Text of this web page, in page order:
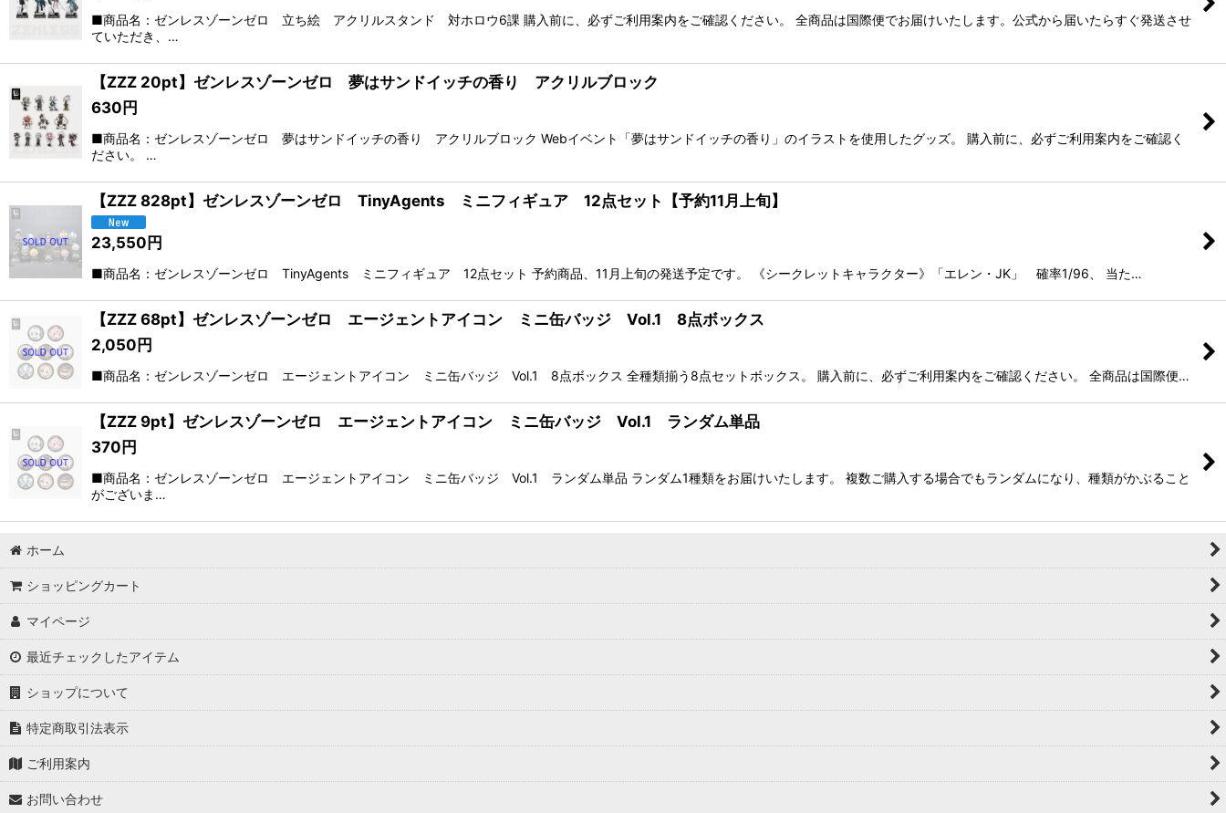
■商品名：ゼンレスゾーンゼロ 立ち絵 アクリルスタンド 対ホロウ6課 購入前に、必ずご利用案内をご確認ください。 全商品は国際便でお届けいたします。公式から届いたらすぐ発送させ
ていただき、…
【ZZZ 20pt】ゼンレスゾーンゼロ 夢はサンドイッチの香り アクリルブロック
630円
■商品名：ゼンレスゾーンゼロ 夢はサンドイッチの香り アクリルブロック Webイベント「夢はサンドイッチの香り」のイラストを使用したグッズ。 購入前に、必ずご利用案内をご確認く
ださい。 …
【ZZZ 828pt】ゼンレスゾーンゼロ TinyAgents ミニフィギュア 12点セット【予約11月上旬】
23,550 円
■商品名：ゼンレスゾーンゼロ TinyAgents ミニフィギュア 12点セット 予約商品、11月上旬の発送予定です。 《シークレットキャラクター》「エレン・JK」 確率1/96、 当た…
【ZZZ 68pt】ゼンレスゾーンゼロ エージェントアイコン ミニ缶バッジ Vol.1 8点ボックス
2,050 円
■商品名：ゼンレスゾーンゼロ エージェントアイコン ミニ缶バッジ Vol.1 8点ボックス 全種類揃う8点セットボックス。 購入前に、必ずご利用案内をご確認ください。 全商品は国際便…
【ZZZ 9pt】ゼンレスゾーンゼロ エージェントアイコン ミニ缶バッジ Vol.1 ランダム単品
370 円
■商品名：ゼンレスゾーンゼロ エージェントアイコン ミニ缶バッジ Vol.1 ランダム単品 ランダム1種類をお届けいたします。 複数ご購入する場合でもランダムになり、種類がかぶること
がございま…
ホーム
ショッピングカート
マイページ
最近チェックしたアイテム
ショップについて
特定商取引法表示
ご利用案内
お問い合わせ